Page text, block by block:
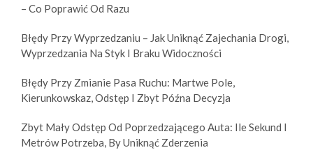
– Co Poprawić Od Razu
Błędy Przy Wyprzedzaniu – Jak Uniknąć Zajechania Drogi,
Wyprzedzania Na Styk I Braku Widoczności
Błędy Przy Zmianie Pasa Ruchu: Martwe Pole,
Kierunkowskaz, Odstęp I Zbyt Późna Decyzja
Zbyt Mały Odstęp Od Poprzedzającego Auta: Ile Sekund I
Metrów Potrzeba, By Uniknąć Zderzenia